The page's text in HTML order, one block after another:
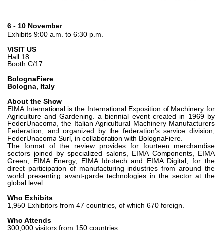
Motori elettrici brushless - Serie MS
Радіально-поршневі двигуни
Двигатели с Планетарным редуктором для Bondioli &
Pavesi
Соединительные системы
Система управления
Интегрированные гидравлические блоки
Распределители
Картридж клапаны
Клапаны гидравлических линий
Элементы сервоконтроля
Электронные компоненты системы управления
Теплообмен
Системы Fan Drive
Теплообменники
6 - 10 November
Exhibits 9:00 a.m. to 6:30 p.m.
VISIT US
Hall 18
Booth C/17
BolognaFiere
Bologna, Italy
About the Show
EIMA International is the International Exposition of Machinery for
Agriculture and Gardening, a biennial event created in 1969 by
FederUnacoma, the Italian Agricultural Machinery Manufacturers
Federation, and organized by the federation’s service division,
FederUnacoma Surl, in collaboration with BolognaFiere.
The format of the review provides for fourteen merchandise
sectors joined by specialized salons, EIMA Components, EIMA
Green, EIMA Energy, EIMA Idrotech and EIMA Digital, for the
direct participation of manufacturing industries from around the
world presenting avant-garde technologies in the sector at the
global level.
Who Exhibits
1,950 Exhibitors from 47 countries, of which 670 foreign.
Who Attends
300,000 visitors from 150 countries.